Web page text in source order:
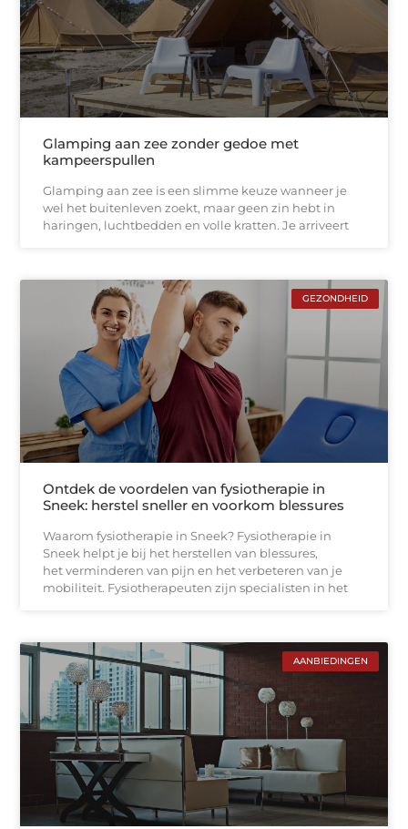
Glamping aan zee zonder gedoe met
kampeerspullen
Glamping aan zee is een slimme keuze wanneer je
wel het buitenleven zoekt, maar geen zin hebt in
haringen, luchtbedden en volle kratten. Je arriveert
GEZONDHEID
Ontdek de voordelen van fysiotherapie in
Sneek: herstel sneller en voorkom blessures
Waarom fysiotherapie in Sneek? Fysiotherapie in
Sneek helpt je bij het herstellen van blessures,
het verminderen van pijn en het verbeteren van je
mobiliteit. Fysiotherapeuten zijn specialisten in het
AANBIEDINGEN